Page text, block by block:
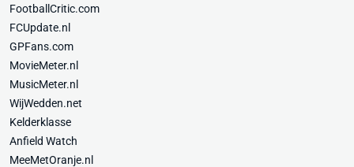
FootballCritic.com
FCUpdate.nl
GPFans.com
MovieMeter.nl
MusicMeter.nl
WijWedden.net
Kelderklasse
Anfield Watch
MeeMetOranje.nl